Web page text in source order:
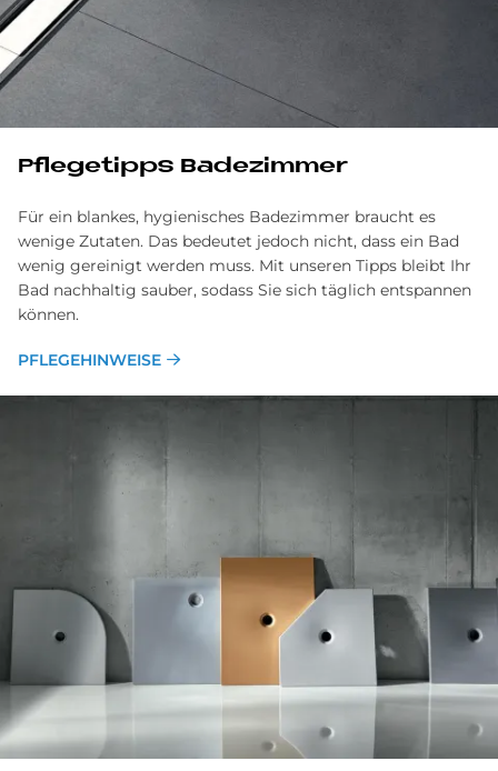
Pflegetipps Badezimmer
Für ein blankes, hygienisches Badezimmer braucht es
wenige Zutaten. Das bedeutet jedoch nicht, dass ein Bad
wenig gereinigt werden muss. Mit unseren Tipps bleibt Ihr
Bad nachhaltig sauber, sodass Sie sich täglich entspannen
können.
PFLEGEHINWEISE